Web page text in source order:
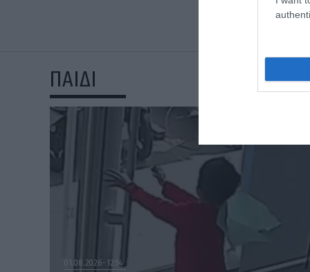
ΠΑΙΔΙ
01.08.2026 12:14